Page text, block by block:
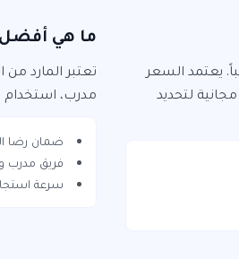
يعتمد السعر
لتحديد
ما هي
تعتبر المارد من
مدرب، استخدام
ضمان رضا
فريق
سرعة